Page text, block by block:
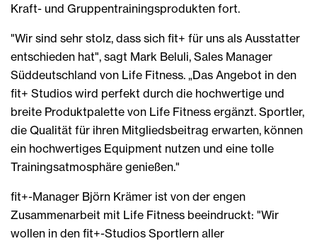
Kraft- und Gruppentrainingsprodukten fort.
"Wir sind sehr stolz, dass sich fit+ für uns als Ausstatter
entschieden hat", sagt Mark Beluli, Sales Manager
Süddeutschland von Life Fitness. „Das Angebot in den
fit+ Studios wird perfekt durch die hochwertige und
breite Produktpalette von Life Fitness ergänzt. Sportler,
die Qualität für ihren Mitgliedsbeitrag erwarten, können
ein hochwertiges Equipment nutzen und eine tolle
Trainingsatmosphäre genießen."
fit+-Manager Björn Krämer ist von der engen
Zusammenarbeit mit Life Fitness beeindruckt: "Wir
wollen in den fit+-Studios Sportlern aller